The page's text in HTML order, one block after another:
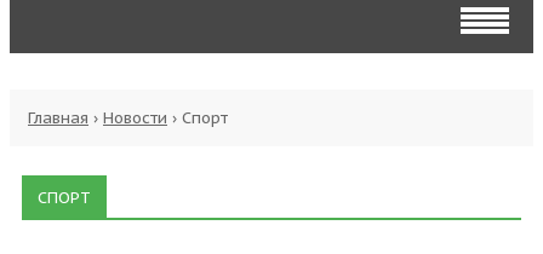
Главная › Новости › Спорт
СПОРТ